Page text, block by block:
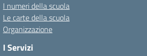
I numeri della scuola
Le carte della scuola
Organizzazione
I Servizi